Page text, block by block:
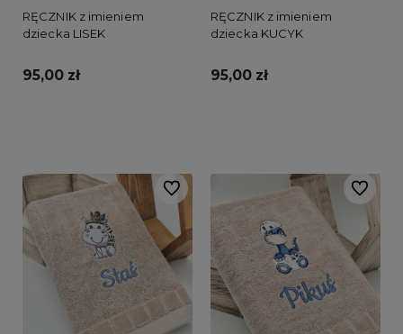
RĘCZNIK z imieniem
dziecka LISEK
95,00 zł
RĘCZNIK z imieniem
dziecka KUCYK
95,00 zł
Do ulubionych Do